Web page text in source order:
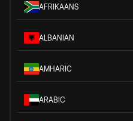
AFRIKAANS
ALBANIAN
AMHARIC
ARABIC